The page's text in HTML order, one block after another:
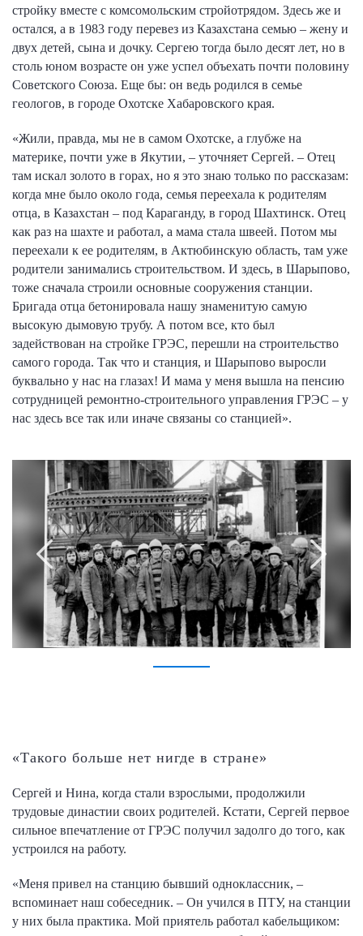
стройку вместе с комсомольским стройотрядом. Здесь же и
остался, а в 1983 году перевез из Казахстана семью – жену и
двух детей, сына и дочку. Сергею тогда было десят лет, но в
столь юном возрасте он уже успел объехать почти половину
Советского Союза. Еще бы: он ведь родился в семье
геологов, в городе Охотске Хабаровского края.
«Жили, правда, мы не в самом Охотске, а глубже на
материке, почти уже в Якутии, – уточняет Сергей. – Отец
там искал золото в горах, но я это знаю только по рассказам:
когда мне было около года, семья переехала к родителям
отца, в Казахстан – под Караганду, в город Шахтинск. Отец
как раз на шахте и работал, а мама стала швеей. Потом мы
переехали к ее родителям, в Актюбинскую область, там уже
родители занимались строительством. И здесь, в Шарыпово,
тоже сначала строили основные сооружения станции.
Бригада отца бетонировала нашу знаменитую самую
высокую дымовую трубу. А потом все, кто был
задействован на стройке ГРЭС, перешли на строительство
самого города. Так что и станция, и Шарыпово выросли
буквально у нас на глазах! И мама у меня вышла на пенсию
сотрудницей ремонтно-строительного управления ГРЭС – у
нас здесь все так или иначе связаны со станцией».
«Такого больше нет нигде в стране»
Сергей и Нина, когда стали взрослыми, продолжили
трудовые династии своих родителей. Кстати, Сергей первое
сильное впечатление от ГРЭС получил задолго до того, как
устроился на работу.
«Меня привел на станцию бывший одноклассник, –
вспоминает наш собеседник. – Он учился в ПТУ, на станции
у них была практика. Мой приятель работал кабельщиком: